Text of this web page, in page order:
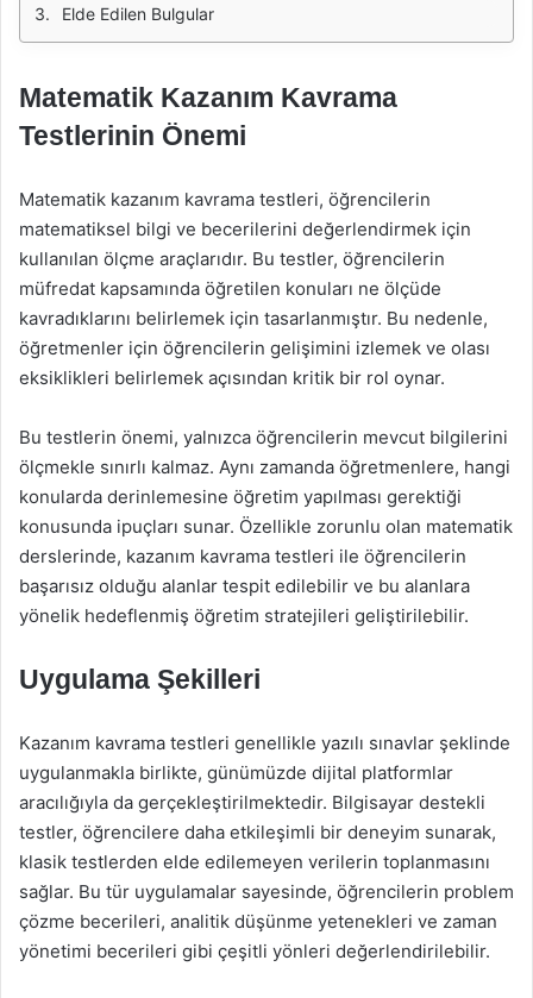
Elde Edilen Bulgular
Matematik Kazanım Kavrama
Testlerinin Önemi
Matematik kazanım kavrama testleri, öğrencilerin
matematiksel bilgi ve becerilerini değerlendirmek için
kullanılan ölçme araçlarıdır. Bu testler, öğrencilerin
müfredat kapsamında öğretilen konuları ne ölçüde
kavradıklarını belirlemek için tasarlanmıştır. Bu nedenle,
öğretmenler için öğrencilerin gelişimini izlemek ve olası
eksiklikleri belirlemek açısından kritik bir rol oynar.
Bu testlerin önemi, yalnızca öğrencilerin mevcut bilgilerini
ölçmekle sınırlı kalmaz. Aynı zamanda öğretmenlere, hangi
konularda derinlemesine öğretim yapılması gerektiği
konusunda ipuçları sunar. Özellikle zorunlu olan matematik
derslerinde, kazanım kavrama testleri ile öğrencilerin
başarısız olduğu alanlar tespit edilebilir ve bu alanlara
yönelik hedeflenmiş öğretim stratejileri geliştirilebilir.
Uygulama Şekilleri
Kazanım kavrama testleri genellikle yazılı sınavlar şeklinde
uygulanmakla birlikte, günümüzde dijital platformlar
aracılığıyla da gerçekleştirilmektedir. Bilgisayar destekli
testler, öğrencilere daha etkileşimli bir deneyim sunarak,
klasik testlerden elde edilemeyen verilerin toplanmasını
sağlar. Bu tür uygulamalar sayesinde, öğrencilerin problem
çözme becerileri, analitik düşünme yetenekleri ve zaman
yönetimi becerileri gibi çeşitli yönleri değerlendirilebilir.